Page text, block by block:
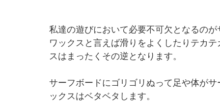
私達の遊びにおいて必要不可欠となるの
ワックスと言えば滑りをよくしたりテカ
スはまったくその逆となります。
サーフボードにゴリゴリぬって足や体が
ックスはベタベタします。